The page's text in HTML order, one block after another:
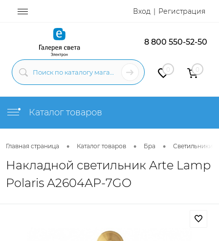
Вход Регистрация
8 800 550-52-50
0 0
Каталог товаров
Главная страница • Каталог товаров • Бра • Светильники
Накладной светильник Arte Lamp
Polaris A2604AP-7GO